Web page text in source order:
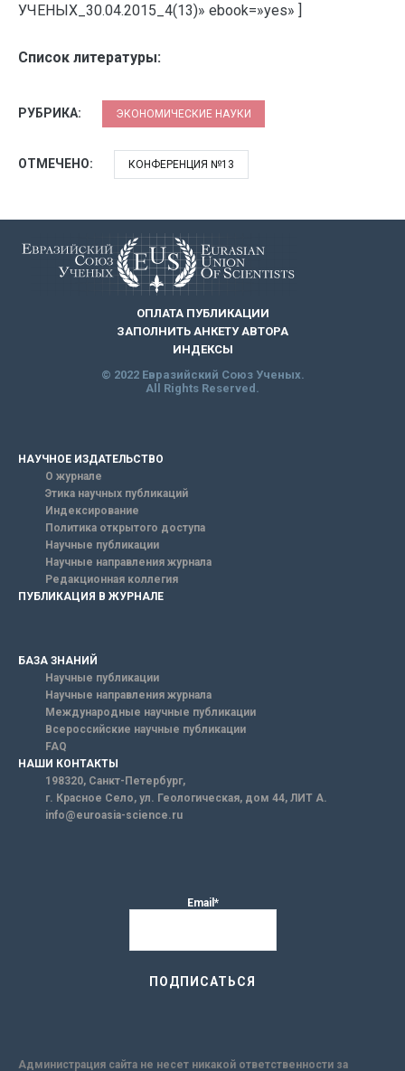
УЧЕНЫХ_30.04.2015_4(13)» ebook=»yes» ]
Список литературы:
РУБРИКА: ЭКОНОМИЧЕСКИЕ НАУКИ
ОТМЕЧЕНО: КОНФЕРЕНЦИЯ №13
ОПЛАТА ПУБЛИКАЦИИ
ЗАПОЛНИТЬ АНКЕТУ АВТОРА
ИНДЕКСЫ
© 2022 Евразийский Союз Ученых.
All Rights Reserved.
НАУЧНОЕ ИЗДАТЕЛЬСТВО
О журнале
Этика научных публикаций
Индексирование
Политика открытого доступа
Научные публикации
Научные направления журнала
Редакционная коллегия
ПУБЛИКАЦИЯ В ЖУРНАЛЕ
БАЗА ЗНАНИЙ
Научные публикации
Научные направления журнала
Международные научные публикации
Всероссийские научные публикации
FAQ
НАШИ КОНТАКТЫ
198320, Санкт-Петербург,
г. Красное Село, ул. Геологическая, дом 44, ЛИТ А.
info@euroasia-science.ru
Email*
Администрация сайта не несет никакой ответственности за